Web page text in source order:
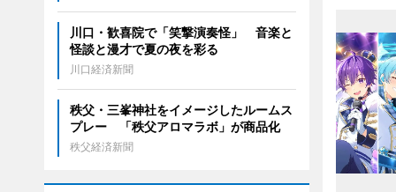
川口・歓喜院で「笑撃演奏怪」 音楽と
怪談と漫才で夏の夜を彩る
川口経済新聞
秩父・三峯神社をイメージしたルームス
プレー 「秩父アロマラボ」が商品化
秩父経済新聞